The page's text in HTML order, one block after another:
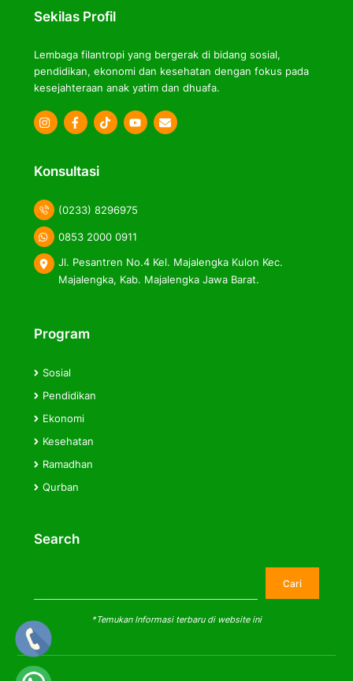
Sekilas Profil
Lembaga filantropi yang bergerak di bidang sosial,
pendidikan, ekonomi dan kesehatan dengan fokus pada
kesejahteraan anak yatim dan dhuafa.
Icon
Icon
Icon
Konsultasi
(0233) 8296975
0853 2000 0911
Jl. Pesantren No.4 Kel. Majalengka Kulon Kec.
Majalengka, Kab. Majalengka Jawa Barat.
Program
Sosial
Pendidikan
Ekonomi
Kesehatan
Ramadhan
Qurban
Search
Cari
*Temukan Informasi terbaru di website ini